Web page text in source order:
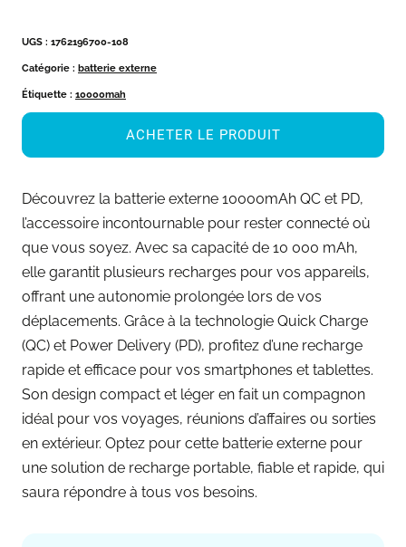
UGS : 1762196700-108
Catégorie : batterie externe
Étiquette : 10000mah
ACHETER LE PRODUIT
Découvrez la batterie externe 10000mAh QC et PD,
l’accessoire incontournable pour rester connecté où
que vous soyez. Avec sa capacité de 10 000 mAh,
elle garantit plusieurs recharges pour vos appareils,
offrant une autonomie prolongée lors de vos
déplacements. Grâce à la technologie Quick Charge
(QC) et Power Delivery (PD), profitez d’une recharge
rapide et efficace pour vos smartphones et tablettes.
Son design compact et léger en fait un compagnon
idéal pour vos voyages, réunions d’affaires ou sorties
en extérieur. Optez pour cette batterie externe pour
une solution de recharge portable, fiable et rapide, qui
saura répondre à tous vos besoins.